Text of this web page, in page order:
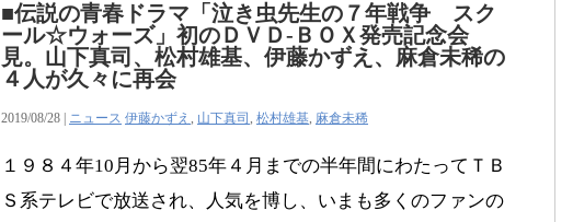
■伝説の青春ドラマ「泣き虫先生の７年戦争 スク
ール☆ウォーズ」初のＤＶＤ-ＢＯＸ発売記念会
見。山下真司、松村雄基、伊藤かずえ、麻倉未稀の
４人が久々に再会
2019/08/28 | ニュース 伊藤かずえ , 山下真司 , 松村雄基, 麻倉未稀
１９８４年10月から翌85年４月までの半年間にわたってＴＢ
Ｓ系テレビで放送され、人気を博し、いまも多くのファンの